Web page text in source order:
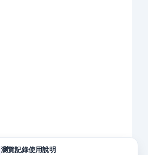
瀏覽記錄使用說明